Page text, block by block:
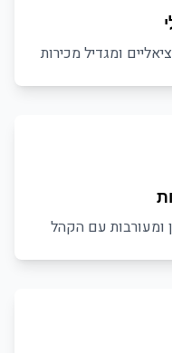
ומגדיל מכירות
ומעורבות עם הקהל